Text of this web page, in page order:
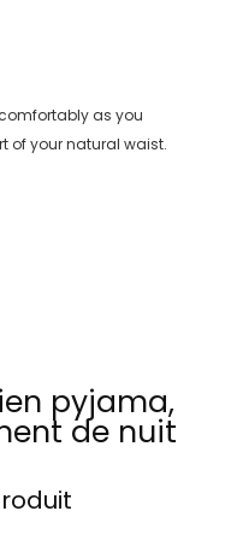
as you
of your natural waist.
pyjama,
de nuit